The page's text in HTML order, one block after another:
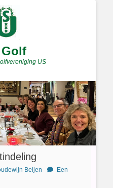
Golf
US
Beijen
Een